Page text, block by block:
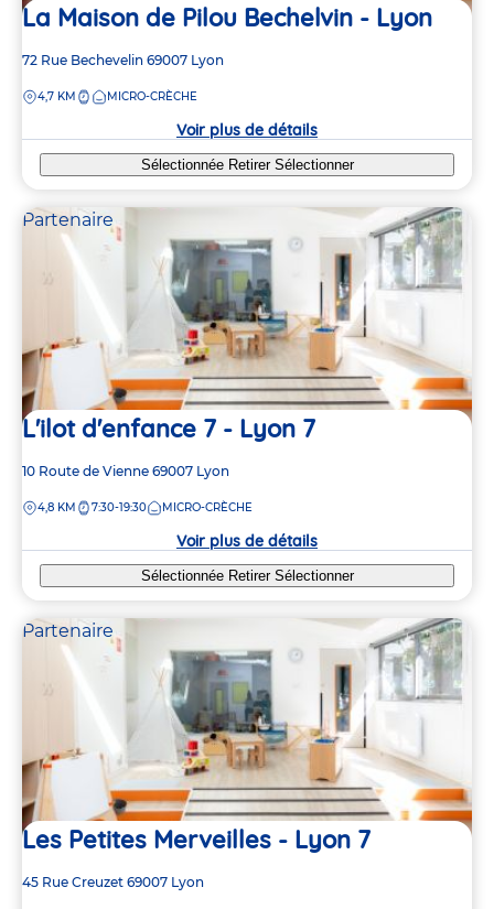
La Maison de Pilou Bechelvin - Lyon
Adresse
la
72 Rue Bechevelin 69007 Lyon
DISTANCE
4,7 KM MICRO-CRÈCHE
Voir plus de détails
Sélectionnée Retirer Sélectionner
Partenaire
L'ilot d'enfance 7 - Lyon 7
Adresse
la
10 Route de Vienne 69007 Lyon
DISTANCE
4,8 KM 7:30-19:30 MICRO-CRÈCHE
Voir plus de détails
Sélectionnée Retirer Sélectionner
Partenaire
Les Petites Merveilles - Lyon 7
Adresse
45 Rue Creuzet 69007 Lyon